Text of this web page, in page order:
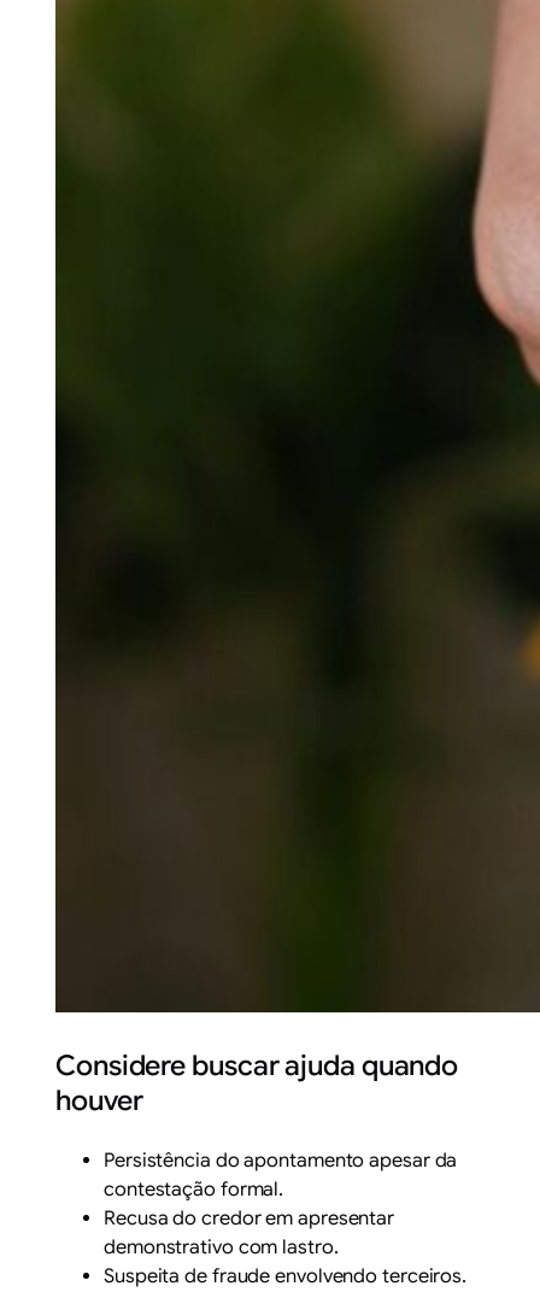
Considere buscar ajuda quando
houver
Persistência do apontamento apesar da
contestação formal.
Recusa do credor em apresentar
demonstrativo com lastro.
Suspeita de fraude envolvendo terceiros.